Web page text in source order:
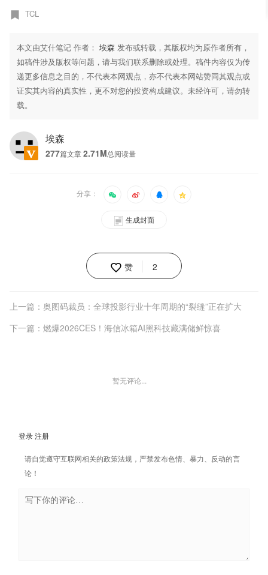
TCL
本文由艾什笔记 作者：埃森 发布或转载，其版权均为原作者所有，
如稿件涉及版权等问题，请与我们联系删除或处理。稿件内容仅为传
递更多信息之目的，不代表本网观点，亦不代表本网站赞同其观点或
证实其内容的真实性，更不对您的投资构成建议。未经许可，请勿转
载。
埃森
277篇文章 2.71M总阅读量
分享：
生成封面
赞 2
上一篇：奥图码裁员：全球投影行业十年周期的“裂缝”正在扩大
下一篇：燃爆2026CES！海信冰箱AI黑科技藏满储鲜惊喜
暂无评论...
登录 注册
请自觉遵守互联网相关的政策法规，严禁发布色情、暴力、反动的言
论！